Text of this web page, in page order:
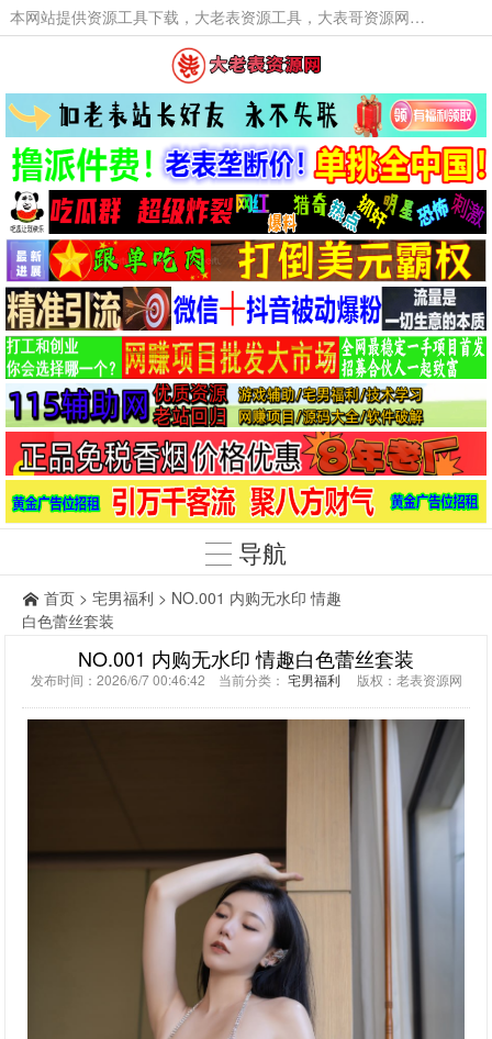
本网站提供资源工具下载，大老表资源工具，大表哥资源网软件工具，大老表资源下载，活动线报福利资源分享,活动线报，大型网游经典游戏，网络热门技术游戏辅助交流与分享。
导航
首页 > 宅男福利 > NO.001 内购无水印 情趣
白色蕾丝套装
NO.001 内购无水印 情趣白色蕾丝套装
发布时间：2026/6/7 00:46:42 当前分类： 宅男福利 版权：老表资源网